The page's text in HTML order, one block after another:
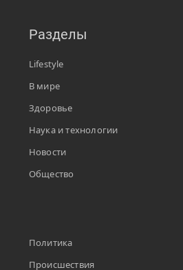
Разделы
Lifestyle
В мире
Здоровье
Наука и технологии
Новости
Общество
Политика
Происшествия